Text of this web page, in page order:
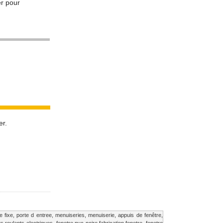
pour
fixe, porte d entree, menuiseries, menuiserie,appuis de fenêtre,